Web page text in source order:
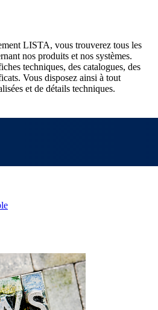
LISTA, vous trouverez tous les
nos produits et nos systèmes.
techniques, des catalogues, des
Vous disposez ainsi à tout
et de détails techniques.